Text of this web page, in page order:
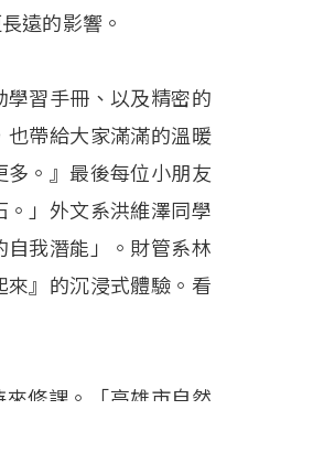
遠的影響。
習手冊、以及精密的
帶給大家滿滿的溫暖
。』最後每位小朋友
」外文系洪維澤同學
我潛能」。財管系林
』的沉浸式體驗。看
修課。「高雄市自然